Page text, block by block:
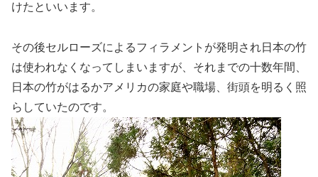
けたといいます。
その後セルローズによるフィラメントが発明され日本の竹
は使われなくなってしまいますが、それまでの十数年間、
日本の竹がはるかアメリカの家庭や職場、街頭を明るく照
らしていたのです。